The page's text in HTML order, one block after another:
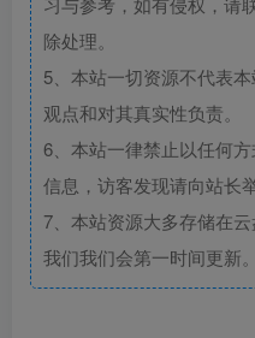
除处理。
5、本站一切资源不代表
观点和对其真实性负责。
6、本站一律禁止以任何
信息，访客发现请向站长
7、本站资源大多存储在
我们我们会第一时间更新。